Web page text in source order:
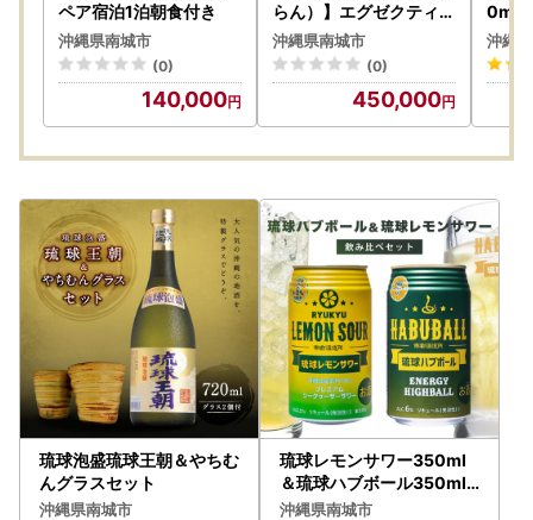
ペア宿泊1泊朝食付き
沖縄県南城市
(0)
140,000
らん）】エグゼクティブ
スイートペア宿泊券（朝
夕2食付・貸切露天風呂
付）
沖縄県南城市
(0)
450,000
0ml
沖縄
琉球泡盛琉球王朝＆やちむ
んグラスセット
沖縄県南城市
琉球レモンサワー350ml
＆琉球ハブボール350ml
48缶セット
沖縄県南城市